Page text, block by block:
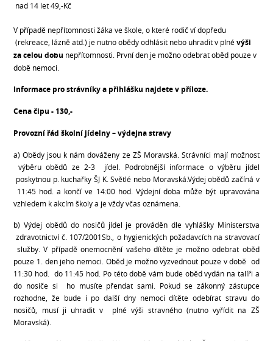
nad 14 let 49,-Kč
V případě nepřítomnosti žáka ve škole, o které rodič ví dopředu
(rekreace, lázně atd.) je nutno obědy odhlásit nebo uhradit v plnévýši
za celou dobu nepřítomnosti. První den je možno odebrat oběd pouze v
době nemoci.
Informace pro strávníky a přihlášku najdete v příloze.
Cena čipu - 130,-
Provozní řád školní jídelny – výdejna stravy
a) Obědy jsou k nám dováženy ze ZŠ Moravská. Strávníci mají možnost
výběru obědů ze 2-3 jídel. Podrobnější informace o výběru jídel
poskytnou p. kuchařky ŠJ K. Světlé nebo Moravská.Výdej obědů začíná v
11:45 hod. a končí ve 14:00 hod. Výdejní doba může být upravována
vzhledem k akcím školy a je vždy včas oznámena.
b) Výdej obědů do nosičů jídel je prováděn dle vyhlášky Ministerstva
zdravotnictví č. 107/2001Sb., o hygienických požadavcích na stravovací
služby. V případě onemocnění vašeho dítěte je možno odebrat oběd
pouze 1. den jeho nemoci. Oběd je možno vyzvednout pouze v době od
11:30 hod. do 11:45 hod. Po této době vám bude oběd vydán na talíři a
do nosiče si ho musíte přendat sami. Pokud se zákonný zástupce
rozhodne, že bude i po další dny nemoci dítěte odebírat stravu do
nosičů, musí ji uhradit v plné výši stravného (nutno vyřídit na ZŠ
Moravská).